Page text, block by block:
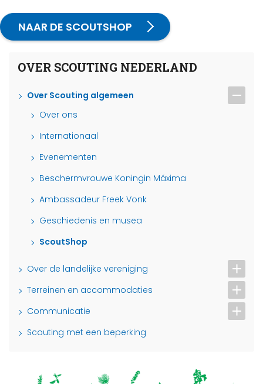
NAAR DE SCOUTSHOP
OVER SCOUTING NEDERLAND
Over Scouting algemeen
Over ons
Internationaal
Evenementen
Beschermvrouwe Koningin Máxima
Ambassadeur Freek Vonk
Geschiedenis en musea
ScoutShop
Over de landelijke vereniging
Terreinen en accommodaties
Communicatie
Scouting met een beperking